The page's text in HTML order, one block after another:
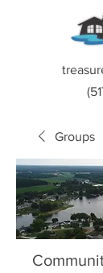
Groups